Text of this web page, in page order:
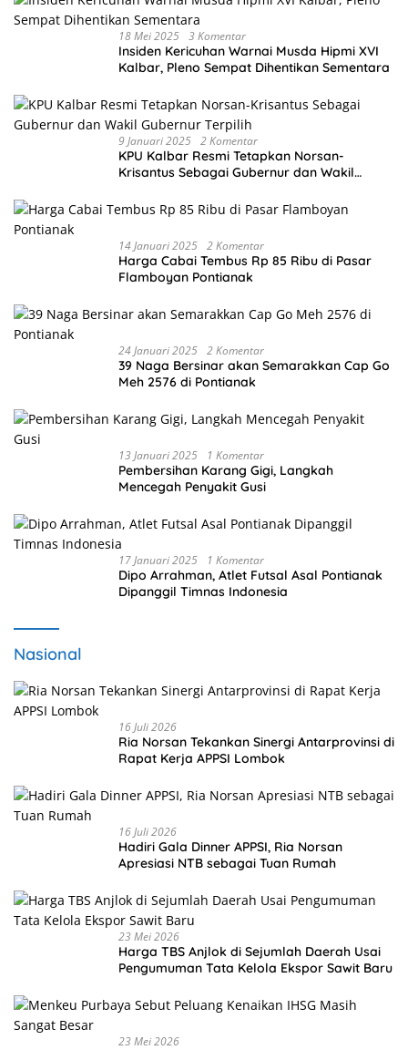
18 Mei 2025 3 Komentar
Insiden Kericuhan Warnai Musda Hipmi XVI
Kalbar, Pleno Sempat Dihentikan Sementara
9 Januari 2025 2 Komentar
KPU Kalbar Resmi Tetapkan Norsan-
Krisantus Sebagai Gubernur dan Wakil
14 Januari 2025 2 Komentar
Harga Cabai Tembus Rp 85 Ribu di Pasar
Flamboyan Pontianak
24 Januari 2025 2 Komentar
39 Naga Bersinar akan Semarakkan Cap Go
Meh 2576 di Pontianak
13 Januari 2025 1 Komentar
Pembersihan Karang Gigi, Langkah
Mencegah Penyakit Gusi
17 Januari 2025 1 Komentar
Dipo Arrahman, Atlet Futsal Asal Pontianak
Dipanggil Timnas Indonesia
Nasional
16 Juli 2026
Ria Norsan Tekankan Sinergi Antarprovinsi di
Rapat Kerja APPSI Lombok
16 Juli 2026
Hadiri Gala Dinner APPSI, Ria Norsan
Apresiasi NTB sebagai Tuan Rumah
23 Mei 2026
Harga TBS Anjlok di Sejumlah Daerah Usai
Pengumuman Tata Kelola Ekspor Sawit Baru
23 Mei 2026